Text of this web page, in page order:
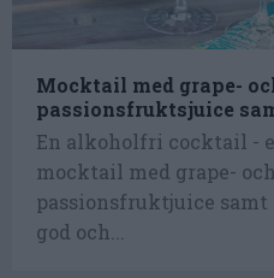
Mocktail med grape-
passionsfruktsjuice
En alkoholfri cocktail -
mocktail med grape- och
passionsfruktjuice samt
god och...